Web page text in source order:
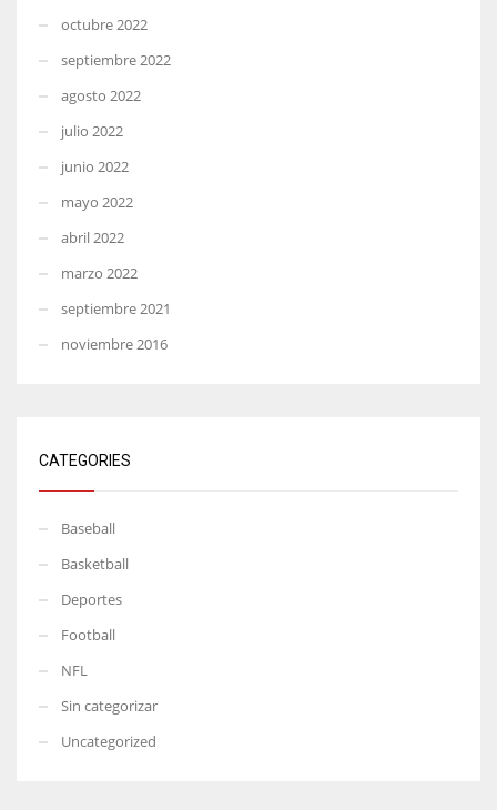
octubre 2022
septiembre 2022
agosto 2022
julio 2022
junio 2022
mayo 2022
abril 2022
marzo 2022
septiembre 2021
noviembre 2016
CATEGORIES
Baseball
Basketball
Deportes
Football
NFL
Sin categorizar
Uncategorized